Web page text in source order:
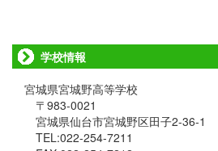
学校情報
宮城県宮城野高等学校
〒983-0021
宮城県仙台市宮城野区田子2-36-1
TEL:022-254-7211